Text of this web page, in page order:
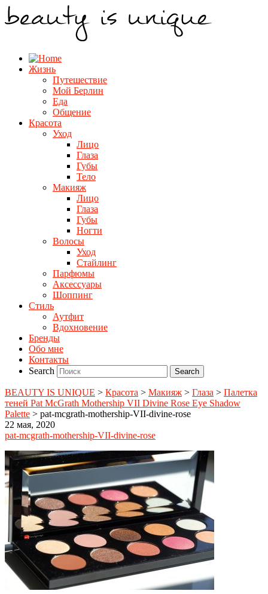
Жизнь
Путешествие
Мой Берлин
Еда
Общение
Красота
Уход
Лицо
Глаза
Губы
Тело
Макияж
Лицо
Глаза
Губы
Ногти
Волосы
Уход
Стайлинг
Парфюмы
Аксессуары
Шоппинг
Стиль
Аутфит
Вдохновение
Бренды
Обо мне
Контакты
Search
BEAUTY IS UNIQUE > Красота > Макияж > Глаза > Палетка
теней Pat McGrath Mothership VII Divine Rose Eye Shadow
Palette > pat-mcgrath-mothership-VII-divine-rose
22 мая, 2020
pat-mcgrath-mothership-VII-divine-rose